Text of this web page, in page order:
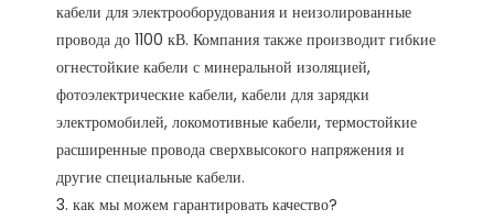
кабели для электрооборудования и неизолированные
провода до 1100 кВ. Компания также производит гибкие
огнестойкие кабели с минеральной изоляцией,
фотоэлектрические кабели, кабели для зарядки
электромобилей, локомотивные кабели, термостойкие
расширенные провода сверхвысокого напряжения и
другие специальные кабели.
3. как мы можем гарантировать качество?